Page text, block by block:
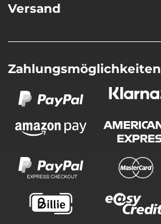
Versand
Zahlungsmöglichkeiten